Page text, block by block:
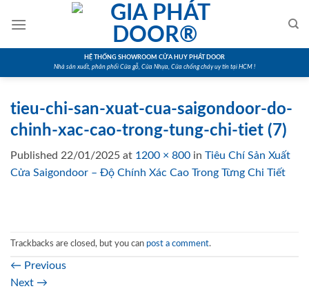
HỆ THỐNG SHOWROOM CỬA HUY PHÁT DOOR
Nhà sản xuất, phân phối Cửa gỗ, Cửa Nhựa, Cửa chống cháy uy tín tại HCM !
tieu-chi-san-xuat-cua-saigondoor-do-
chinh-xac-cao-trong-tung-chi-tiet (7)
Published 22/01/2025 at 1200 × 800 in Tiêu Chí Sản Xuất
Cửa Saigondoor – Độ Chính Xác Cao Trong Từng Chi Tiết
Trackbacks are closed, but you can post a comment.
← Previous
Next →